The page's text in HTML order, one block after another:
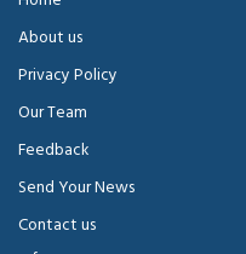
About us
Privacy Policy
Our Team
Feedback
Send Your News
Contact us